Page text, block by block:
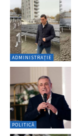
ADMINISTRAȚIE
POLITICĂ